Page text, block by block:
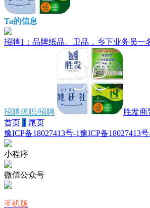
Ta的信息
招聘1：品牌纸品、卫品，乡下业务员一
招聘求职/招聘 胜发商
首页 1 尾页
豫ICP备18027413号-1豫ICP备18027413号
小程序
微信公众号
手机版